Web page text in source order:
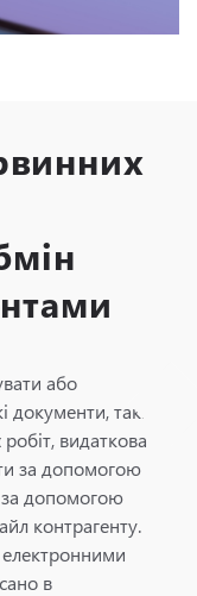
або
документи, такі
видаткова
за допомогою
за допомогою
контрагенту.
в